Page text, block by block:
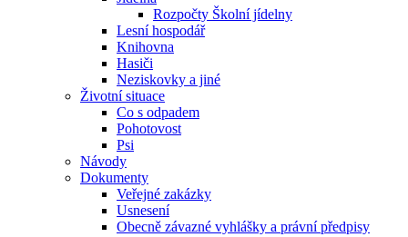
Rozpočty Školní jídelny
Lesní hospodář
Knihovna
Hasiči
Neziskovky a jiné
Životní situace
Co s odpadem
Pohotovost
Psi
Návody
Dokumenty
Veřejné zakázky
Usnesení
Obecně závazné vyhlášky a právní předpisy